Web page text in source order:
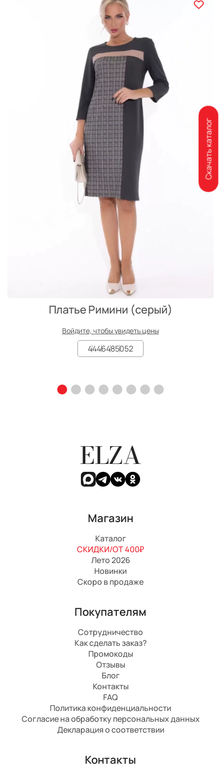
Платье Римини (серый)
Войдите, чтобы увидеть цены
4446485052
ELZA
Магазин
Каталог
СКИДКИ/ОТ 400₽
Лето 2026
Новинки
Скоро в продаже
Покупателям
Сотрудничество
Как сделать заказ?
Промокоды
Отзывы
Блог
Контакты
FAQ
Политика конфиденциальности
Согласие на обработку персональных данных
Декларация о соответствии
Контакты
Скачать каталог